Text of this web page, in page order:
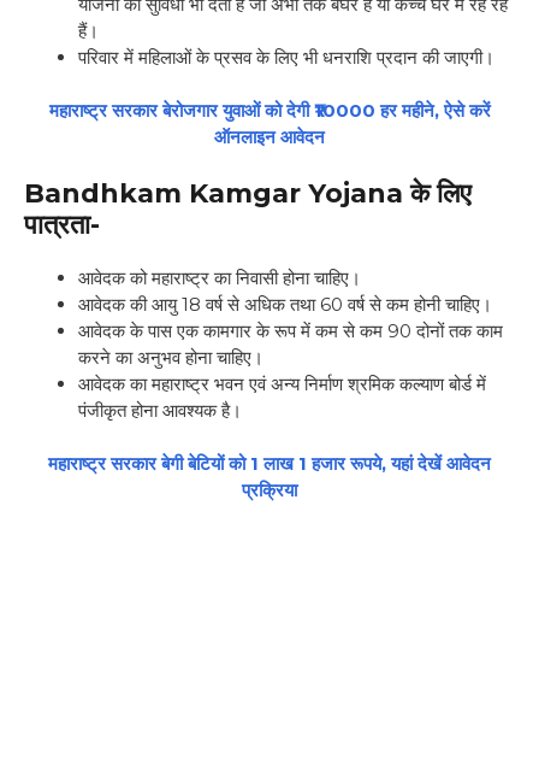
हैं।
परिवार में महिलाओं के प्रसव के लिए भी धनराशि प्रदान की जाएगी।
महाराष्ट्र सरकार बेरोजगार युवाओं को देगी ₹10000 हर महीने, ऐसे करें
ऑनलाइन आवेदन
Bandhkam Kamgar Yojana के लिए
पात्रता-
आवेदक को महाराष्ट्र का निवासी होना चाहिए।
आवेदक की आयु 18 वर्ष से अधिक तथा 60 वर्ष से कम होनी चाहिए।
आवेदक के पास एक कामगार के रूप में कम से कम 90 दोनों तक काम
करने का अनुभव होना चाहिए।
आवेदक का महाराष्ट्र भवन एवं अन्य निर्माण श्रमिक कल्याण बोर्ड में
पंजीकृत होना आवश्यक है।
महाराष्ट्र सरकार बेगी बेटियों को 1 लाख 1 हजार रूपये, यहां देखें आवेदन
प्रक्रिया